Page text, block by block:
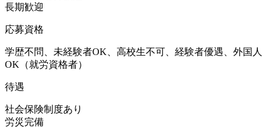
長期歓迎
応募資格
学歴不問、未経験者OK、高校生不可、経験者優遇、外国人
OK（就労資格者）
待遇
社会保険制度あり
労災完備